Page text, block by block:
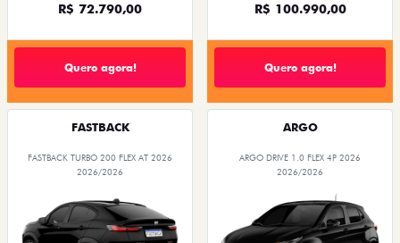
R$ 72.790,00
Quero agora!
R$ 100.990,00
Quero agora!
FASTBACK
FASTBACK TURBO 200 FLEX AT 2026
2026/2026
ARGO
ARGO DRIVE 1.0 FLEX 4P 2026
2026/2026